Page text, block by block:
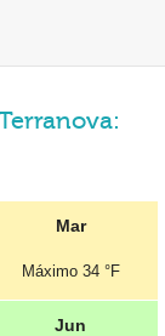
Mar
Máximo 34 °F
Jun